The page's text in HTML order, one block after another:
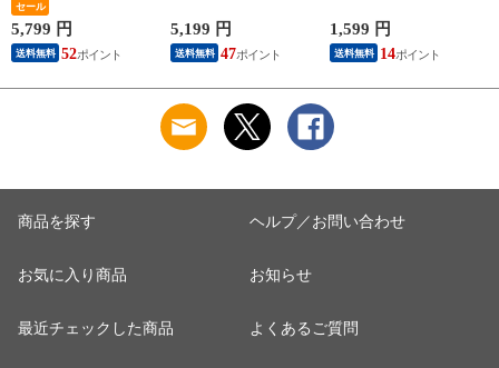
パック 3倍長持ち 4
ロール(ダブル) 4ロー
ル×12(48ロール) 3倍
ロール 3倍巻 トイレ
セール
5,799 円
送料無料 52
ティシュペーパー ま
とめ買い ケース販売
ボックスティッシュ
シア 【送料無料】
5,199 円
送料無料 47
トル 2L 名水百選 尾
瀬 国産 箱 ケース ま
とめ買い ニチネン
1,599 円
送料無料 14
商品を探す
お気に入り商品
最近チェックした商品
ヘルプ／お問い合わせ
お知らせ
よくあるご質問